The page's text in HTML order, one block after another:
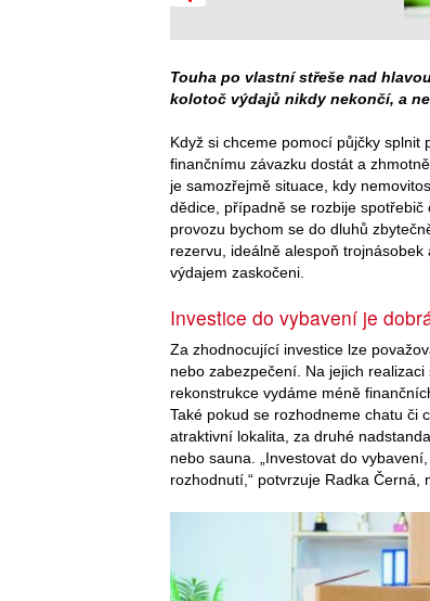
Touha po vlastní střeše nad
kolotoč výdajů nikdy nekončí, a
Když si chceme pomocí půjčky
finančnímu závazku dostát a
je samozřejmě situace, kdy
dědice, případně se rozbije
provozu bychom se do dluhů
rezervu, ideálně alespoň
výdajem zaskočeni.
Investice do vybavení je
Za zhodnocující investice lze
nebo zabezpečení. Na jejich
rekonstrukce vydáme méně
Také pokud se rozhodneme chatu či
atraktivní lokalita, za druhé
nebo sauna. „Investovat do
rozhodnutí,“ potvrzuje Radka Černá,